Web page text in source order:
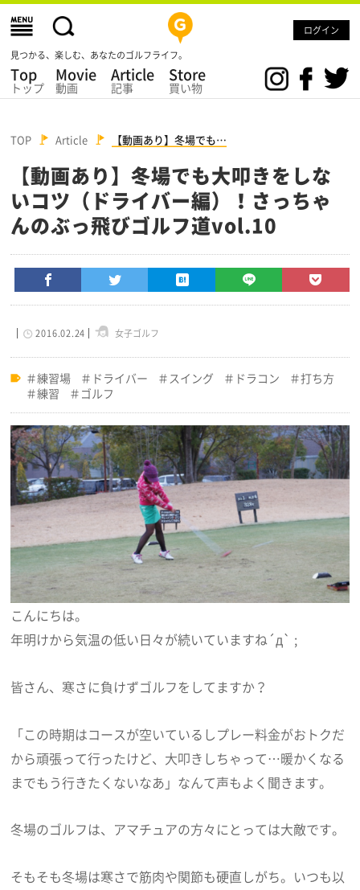
ログイン
見つかる、楽しむ、あなたのゴルフライフ。
Top
トップ
Movie
動画
Article
記事
Store
買い物
TOP Article 【動画あり】冬場でも…
【動画あり】冬場でも大叩きをしな
いコツ（ドライバー編）！さっちゃ
んのぶっ飛びゴルフ道vol.10
2016.02.24 女子ゴルフ
練習場 ドライバー スイング ドラコン
打ち方
練習
ゴルフ
こんにちは。
年明けから気温の低い日々が続いていますね´д` ;
皆さん、寒さに負けずゴルフをしてますか？
「この時期はコースが空いているしプレー料金がおトクだ
から頑張って行ったけど、大叩きしちゃって…暖かくなる
までもう行きたくないなあ」なんて声もよく聞きます。
冬場のゴルフは、アマチュアの方々にとっては大敵です。
そもそも冬場は寒さで筋肉や関節も硬直しがち。いつも以